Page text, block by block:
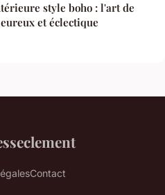
style boho : l'art de
et éclectique
Contact